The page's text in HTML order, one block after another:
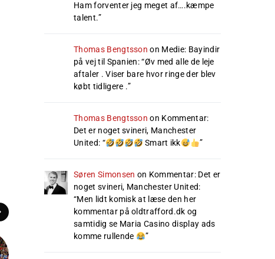
Ham forventer jeg meget af….kæmpe
talent.”
Thomas Bengtsson on Medie: Bayindir
på vej til Spanien: “Øv med alle de leje
aftaler . Viser bare hvor ringe der blev
købt tidligere .”
Thomas Bengtsson on Kommentar:
Det er noget svineri, Manchester
United: “ Smart ikk ”
Søren Simonsen on Kommentar: Det er
noget svineri, Manchester United:
“Men lidt komisk at læse den her
kommentar på oldtrafford.dk og
samtidig se Maria Casino display ads
komme rullende
”